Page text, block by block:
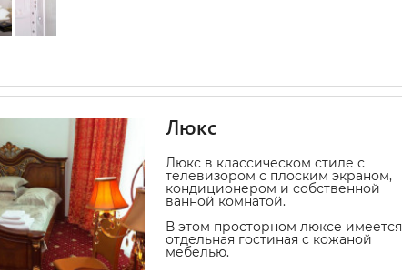
Люкс
Люкс в классическом стиле с
телевизором с плоским экраном,
кондиционером и собственной
ванной комнатой.
В этом просторном люксе имеется
отдельная гостиная с кожаной
мебелью.